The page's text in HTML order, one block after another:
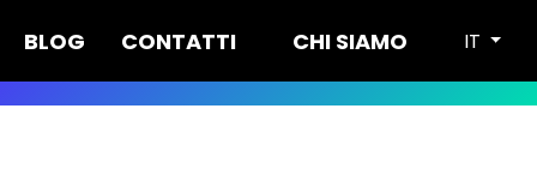
BLOG CONTATTI CHI SIAMO IT